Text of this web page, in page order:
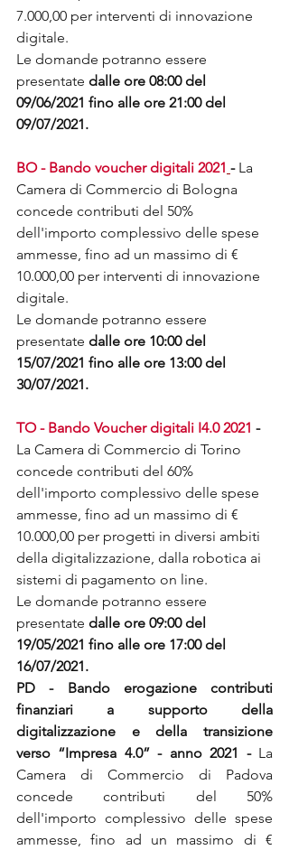
7.000,00 per interventi di innovazione
digitale.
Le domande potranno essere
presentate dalle ore 08:00 del
09/06/2021 fino alle ore 21:00 del
09/07/2021.
BO - Bando voucher digitali 2021 - La
Camera di Commercio di Bologna
concede contributi del 50%
dell'importo complessivo delle spese
ammesse, fino ad un massimo di €
10.000,00 per interventi di innovazione
digitale.
Le domande potranno essere
presentate dalle ore 10:00 del
15/07/2021 fino alle ore 13:00 del
30/07/2021.
TO - Bando Voucher digitali I4.0 2021 -
La Camera di Commercio di Torino
concede contributi del 60%
dell'importo complessivo delle spese
ammesse, fino ad un massimo di €
10.000,00 per progetti in diversi ambiti
della digitalizzazione, dalla robotica ai
sistemi di pagamento on line.
Le domande potranno essere
presentate dalle ore 09:00 del
19/05/2021 fino alle ore 17:00 del
16/07/2021.
PD - Bando erogazione contributi
finanziari a supporto della
digitalizzazione e della transizione
verso “Impresa 4.0” - anno 2021 - La
Camera di Commercio di Padova
concede contributi del 50%
dell'importo complessivo delle spese
ammesse, fino ad un massimo di €